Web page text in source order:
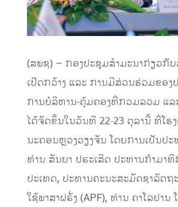
​(ສພຊ) – ກອງປະຊຸມສຳມະນາກ່ຽວ​ກັ
ເປີດກວ້າງ ແລະ ການມີສ່ວນຮ່ວມຂອງ
ການບໍລິຫານ-ຄຸ້ມຄອງທີ່ກວມລວມ ແ
ໄດ້ຈັດຂຶ້ນໃນວັນທີ 22-23 ຕຸລານີ້ ທີ່ໂຮ
ນະຄອນຫຼວງວຽງຈັນ ໂດຍການເປັນປ
ທ່ານ ສັນຍາ ປຣະເສີດ ປະທານກໍາມາທິ
ປະເທດ, ປະທານຄະນະສະມັດຊາລັດຖ
ໃຊ້ພາສາຝຣັ່ງ (APF), ທ່ານ ຄາໂລຢານ